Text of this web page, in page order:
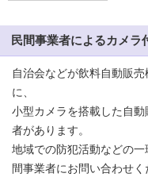
民間事業者によるカメ
自治会などが飲料自動販
に、
小型カメラを搭載した自
者があります。
地域での防犯活動などの
間事業者にお問い合わせく